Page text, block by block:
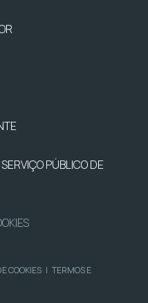
PÚBLICO DE
COOKIES | TERMOS E